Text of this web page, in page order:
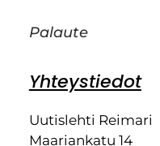
Palaute
Yhteystiedot
Uutislehti Reimari
Maariankatu 14